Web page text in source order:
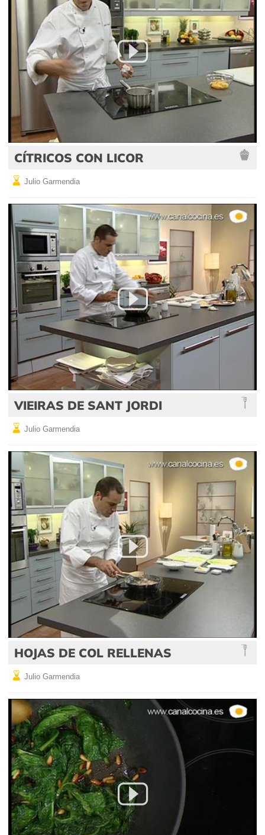
CÍTRICOS CON LICOR
Julio Garmendia
VIEIRAS DE SANT JORDI
Julio Garmendia
HOJAS DE COL RELLENAS
Julio Garmendia